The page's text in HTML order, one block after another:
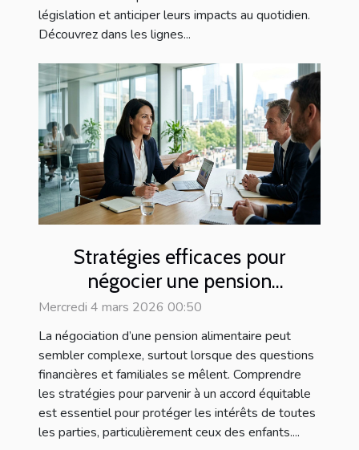
législation et anticiper leurs impacts au quotidien.
Découvrez dans les lignes...
Stratégies efficaces pour
négocier une pension
alimentaire
Mercredi 4 mars 2026 00:50
La négociation d’une pension alimentaire peut
sembler complexe, surtout lorsque des questions
financières et familiales se mêlent. Comprendre
les stratégies pour parvenir à un accord équitable
est essentiel pour protéger les intérêts de toutes
les parties, particulièrement ceux des enfants....